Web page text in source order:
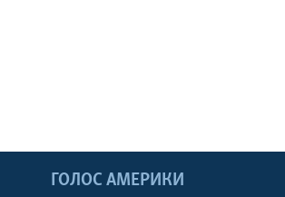
ГОЛОС АМЕРИКИ